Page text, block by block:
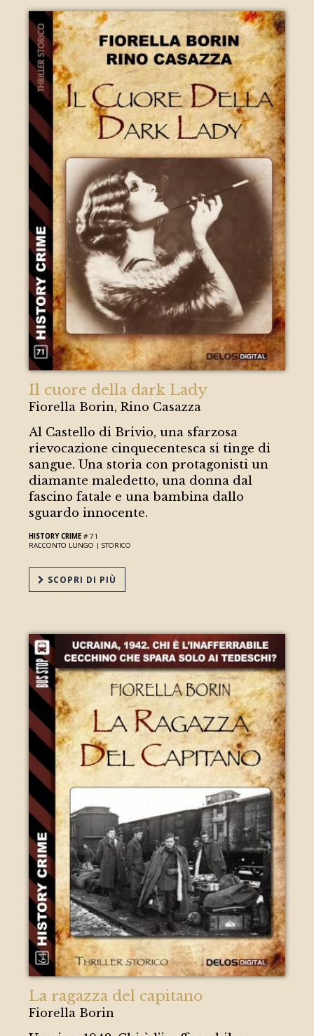
Il cuore della dark Lady
Fiorella Borin, Rino Casazza
Al Castello di Brivio, una sfarzosa
rievocazione cinquecentesca si tinge di
sangue. Una storia con protagonisti un
diamante maledetto, una donna dal
fascino fatale e una bambina dallo
sguardo innocente.
HISTORY CRIME # 71
RACCONTO LUNGO |STORICO
SCOPRI DI PIÙ
La ragazza del capitano
Fiorella Borin